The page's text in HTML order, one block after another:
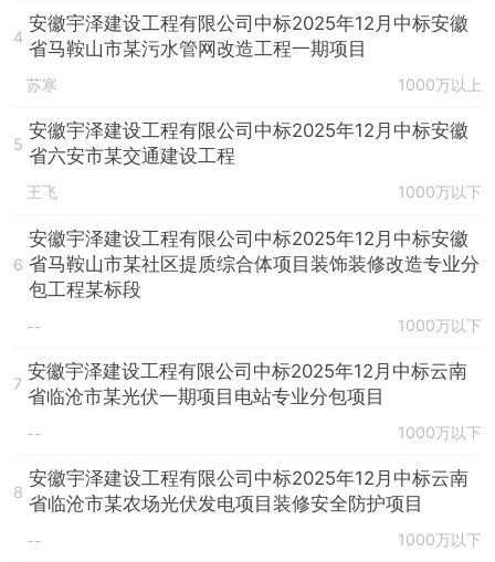
4
安徽宇泽建设工程有限公司中标2025年12月中标安徽
省马鞍山市某污水管网改造工程一期项目
苏寒 1000万以上
5
安徽宇泽建设工程有限公司中标2025年12月中标安徽
省六安市某交通建设工程
王飞 1000万以下
6
安徽宇泽建设工程有限公司中标2025年12月中标安徽
省马鞍山市某社区提质综合体项目装饰装修改造专业分
包工程某标段
-- 1000万以下
7
安徽宇泽建设工程有限公司中标2025年12月中标云南
省临沧市某光伏一期项目电站专业分包项目
-- 1000万以下
8
安徽宇泽建设工程有限公司中标2025年12月中标云南
省临沧市某农场光伏发电项目装修安全防护项目
-- 1000万以下